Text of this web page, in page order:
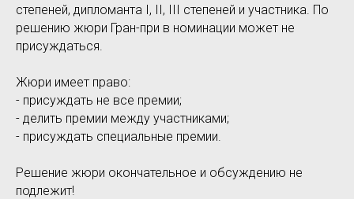
степеней, дипломанта I, II, III степеней и участника. По
решению жюри Гран-при в номинации может не
присуждаться.
Жюри имеет право:
- присуждать не все премии;
- делить премии между участниками;
- присуждать специальные премии.
Решение жюри окончательное и обсуждению не
подлежит!